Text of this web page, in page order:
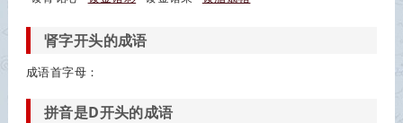
肾字开头的成语
成语首字母：
拼音是D开头的成语